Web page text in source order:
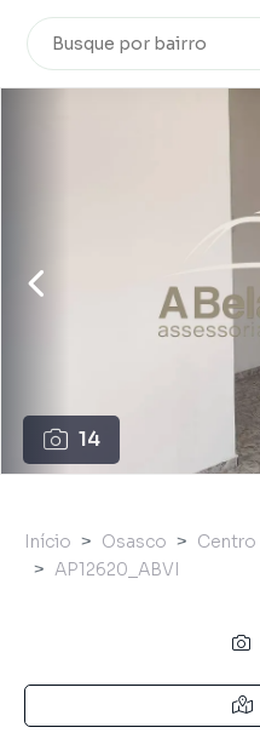
14
Início Osasco Centro
AP12620_ABVI